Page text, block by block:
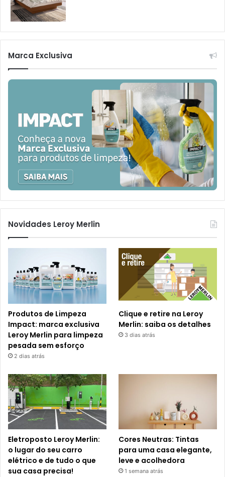
Marca Exclusiva
Novidades Leroy Merlin
Produtos de Limpeza
Impact: marca exclusiva
Leroy Merlin para limpeza
pesada sem esforço
2 dias atrás
Clique e retire na Leroy
Merlin: saiba os detalhes
3 dias atrás
Eletroposto Leroy Merlin:
o lugar do seu carro
elétrico e de tudo o que
sua casa precisa!
Cores Neutras: Tintas
para uma casa elegante,
leve e acolhedora
1 semana atrás